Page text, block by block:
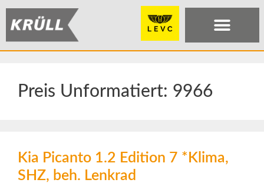
Preis Unformatiert: 9966
Kia Picanto 1.2 Edition 7 *Klima,
SHZ, beh. Lenkrad